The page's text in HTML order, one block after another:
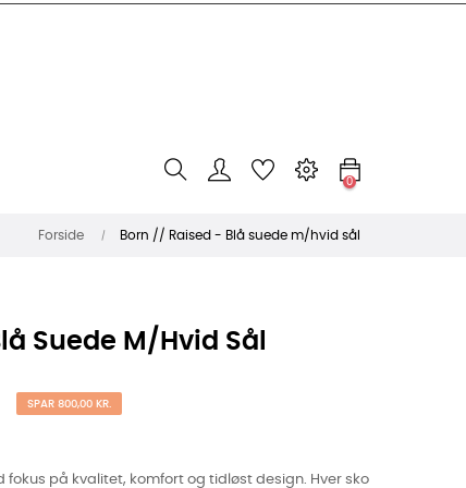
0
Forside Born // Raised - Blå suede m/hvid sål
Suede M/hvid Sål
SPAR 800,00 KR.
fokus på kvalitet, komfort og tidløst design. Hver sko